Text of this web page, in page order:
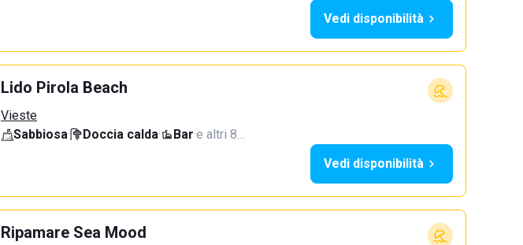
Vedi disponibilità
Lido Pirola Beach
Vieste
Sabbiosa· Doccia calda· Bar·e altri 8…
Vedi disponibilità
Ripamare Sea Mood